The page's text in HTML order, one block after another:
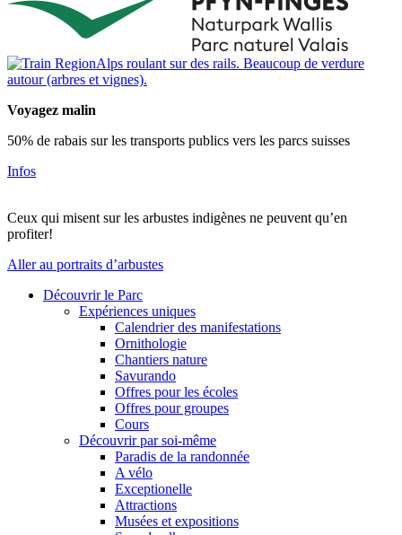
Voyagez malin
50% de rabais sur les transports publics vers les parcs suisses
Infos
Ceux qui misent sur les arbustes indigènes ne peuvent qu’en
profiter!
Aller au portraits d’arbustes
Découvrir le Parc
Expériences uniques
Calendrier des manifestations
Ornithologie
Chantiers nature
Savurando
Offres pour les écoles
Offres pour groupes
Cours
Découvrir par soi-même
Paradis de la randonnée
A vélo
Exceptionelle
Attractions
Musées et expositions